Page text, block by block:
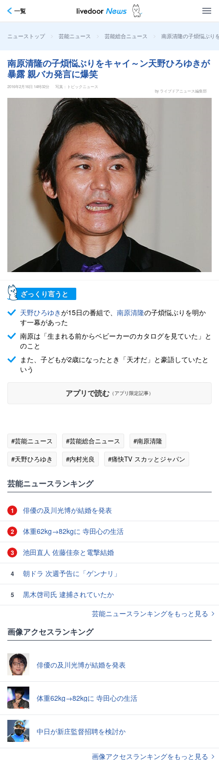
一覧
ニューストップ > 芸能ニュース > 芸能総合ニュース > 南原清隆の子煩悩ぶり
南原清隆の子煩悩ぶりをキャイ～ン天野ひろゆきが
暴露 親バカ発言に爆笑
2016年2月16日 14時32分
写真：トピックニュース
by ライブドアニュース編集部
ざっくり言うと
天野ひろゆきが15日の番組で、 南原清隆の子煩悩ぶりを明か
す一幕があった
南原は「生まれる前からベビーカーのカタログを見ていた」と
のこと
また、子どもが2歳になったとき「天才だ」と豪語していたと
いう
アプリで読む （アプリ限定記事）
#芸能ニュース #芸能総合ニュース
#南原清隆
#天野ひろゆき
#内村光良
#痛快TV スカッとジャパン
芸能ニュースランキング
1 俳優の及川光博が結婚を発表
2 体重62kg→82kgに 寺田心の生活
3 池田直人 佐藤佳奈と電撃結婚
4 朝ドラ 次週予告に「ゲンナリ」
5
黒木啓司氏 逮捕されていたか
芸能ニュースランキングをもっと見る
画像アクセスランキング
俳優の及川光博が結婚を発表
体重62kg→82kgに 寺田心の生活
中日が新庄監督招聘を検討か
画像アクセスランキングをもっと見る